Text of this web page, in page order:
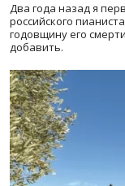
Два года назад я
российского
годовщину его
добавить.